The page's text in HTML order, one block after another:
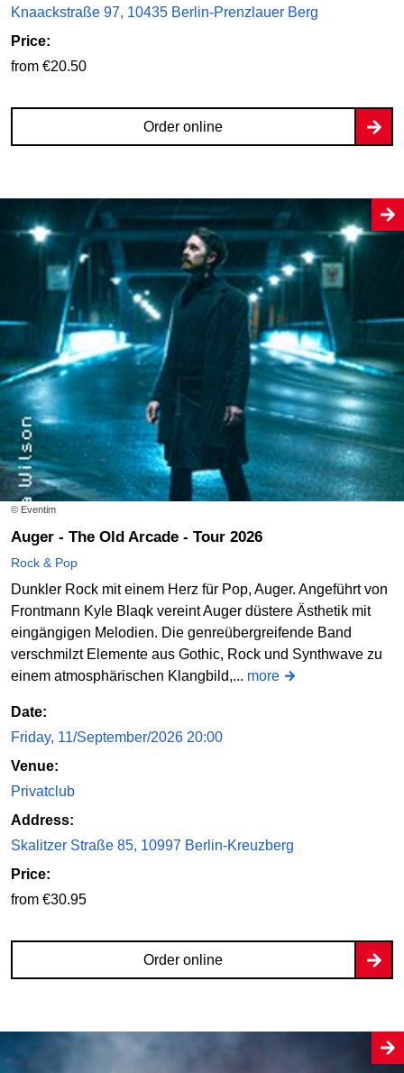
Knaackstraße 97, 10435 Berlin-Prenzlauer Berg
Price:
from €20.50
Order online
© Eventim
Auger - The Old Arcade - Tour 2026
Rock & Pop
Dunkler Rock mit einem Herz für Pop, Auger. Angeführt von
Frontmann Kyle Blaqk vereint Auger düstere Ästhetik mit
eingängigen Melodien. Die genreübergreifende Band
verschmilzt Elemente aus Gothic, Rock und Synthwave zu
einem atmosphärischen Klangbild,... more
Date:
Friday, 11/September/2026 20:00
Venue:
Privatclub
Address:
Skalitzer Straße 85, 10997 Berlin-Kreuzberg
Price:
from €30.95
Order online